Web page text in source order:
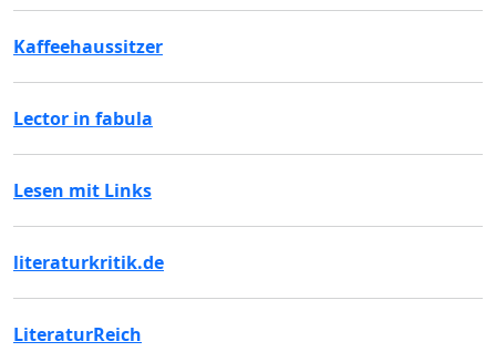
Kaffeehaussitzer
Lector in fabula
Lesen mit Links
literaturkritik.de
LiteraturReich